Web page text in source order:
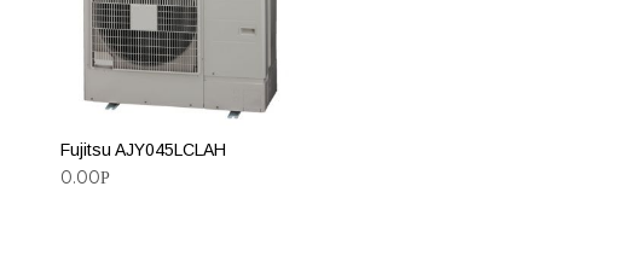
Fujitsu AJY045LCLAH
0.00Р